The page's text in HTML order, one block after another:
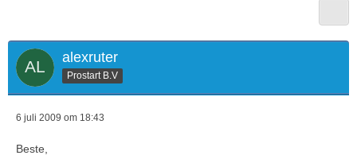
alexruter
Prostart B.V
6 juli 2009 om 18:43
Beste,